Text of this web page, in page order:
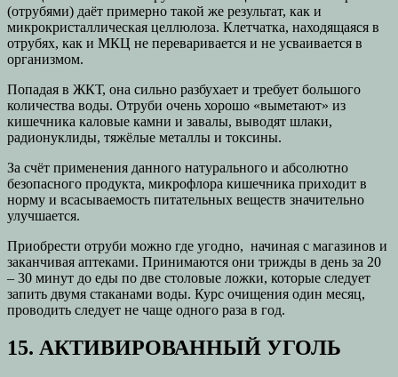
(отрубями) даёт примерно такой же результат, как и
микрокристаллическая целлюлоза. Клетчатка, находящаяся в
отрубях, как и МКЦ не переваривается и не усваивается в
организмом.
Попадая в ЖКТ, она сильно разбухает и требует большого
количества воды. Отруби очень хорошо «выметают» из
кишечника каловые камни и завалы, выводят шлаки,
радионуклиды, тяжёлые металлы и токсины.
За счёт применения данного натурального и абсолютно
безопасного продукта, микрофлора кишечника приходит в
норму и всасываемость питательных веществ значительно
улучшается.
Приобрести отруби можно где угодно, начиная с магазинов и
заканчивая аптеками. Принимаются они трижды в день за 20
– 30 минут до еды по две столовые ложки, которые следует
запить двумя стаканами воды. Курс очищения один месяц,
проводить следует не чаще одного раза в год.
15. АКТИВИРОВАННЫЙ УГОЛЬ